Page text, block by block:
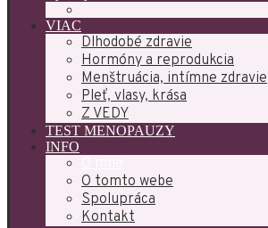
VIAC
Dlhodobé zdravie
Hormóny a reprodukcia
Menštruácia, intímne zdravie
Pleť, vlasy, krása
Z VEDY
TEST MENOPAUZY
INFO
O tomto webe
Spolupráca
Kontakt